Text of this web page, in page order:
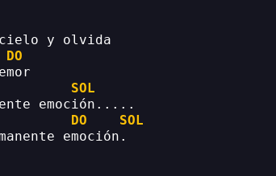
y olvida
DO
SOL
emoción.....
DO
SOL
emoción.